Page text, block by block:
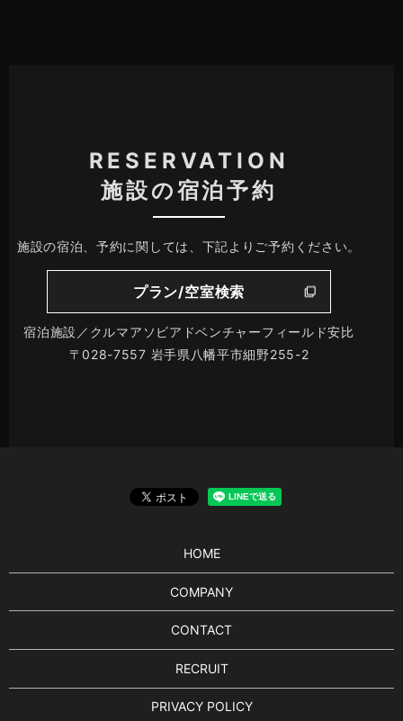
RESERVATION
施設の宿泊予約
施設の宿泊、予約に関しては、下記よりご予約ください。
プラン/空室検索
宿泊施設／クルマアソビアドベンチャーフィールド安比
〒028-7557 岩手県八幡平市細野255-2
HOME
COMPANY
CONTACT
RECRUIT
PRIVACY POLICY